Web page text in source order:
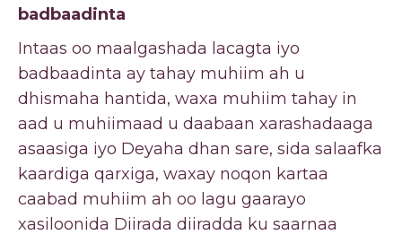
badbaadinta
Intaas oo maalgashada lacagta iyo
badbaadinta ay tahay muhiim ah u
dhismaha hantida, waxa muhiim tahay in
aad u muhiimaad u daabaan xarashadaaga
asaasiga iyo Deyaha dhan sare, sida salaafka
kaardiga qarxiga, waxay noqon kartaa
caabad muhiim ah oo lagu gaarayo
xasiloonida Diirada diiradda ku saarnaa